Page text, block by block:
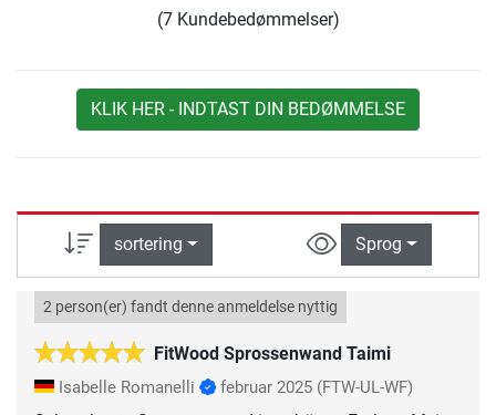
(7 Kundebedømmelser)
KLIK HER - INDTAST DIN BEDØMMELSE
sortering Sprog
FitWood Sprossenwand Taimi
2 person(er) fandt denne anmeldelse nyttig
Isabelle Romanelli februar 2025 (FTW-UL-WF)